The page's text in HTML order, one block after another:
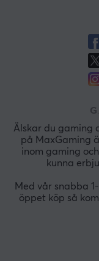
Älskar du gaming
på MaxGaming
inom gaming
kunna
Med vår snabba
öppet köp så